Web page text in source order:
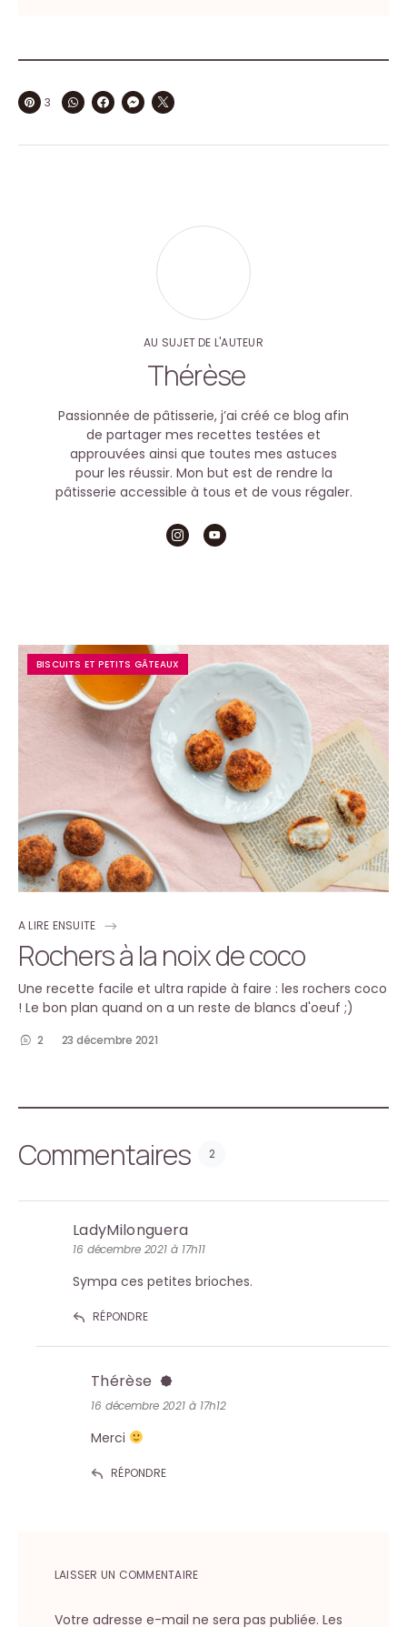
3
AU SUJET DE L'AUTEUR
Thérèse
Passionnée de pâtisserie, j’ai créé ce blog afin
de partager mes recettes testées et
approuvées ainsi que toutes mes astuces
pour les réussir. Mon but est de rendre la
pâtisserie accessible à tous et de vous régaler.
BISCUITS ET PETITS GÂTEAUX
A LIRE ENSUITE
Rochers à la noix de coco
Une recette facile et ultra rapide à faire : les rochers coco
! Le bon plan quand on a un reste de blancs d'oeuf ;)
2 23 décembre 2021
Commentaires 2
LadyMilonguera
16 décembre 2021 à 17h11
Sympa ces petites brioches.
RÉPONDRE
Thérèse
16 décembre 2021 à 17h12
Merci
RÉPONDRE
LAISSER UN COMMENTAIRE
Votre adresse e-mail ne sera pas publiée. Les